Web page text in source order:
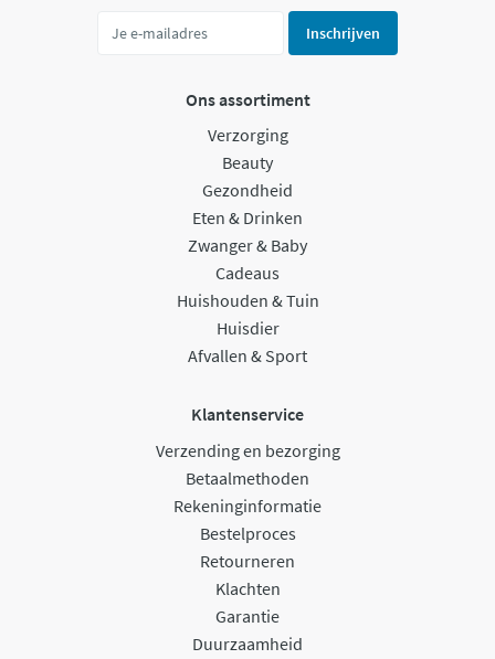
Inschrijven
Ons assortiment
Verzorging
Beauty
Gezondheid
Eten & Drinken
Zwanger & Baby
Cadeaus
Huishouden & Tuin
Huisdier
Afvallen & Sport
Klantenservice
Verzending en bezorging
Betaalmethoden
Rekeninginformatie
Bestelproces
Retourneren
Klachten
Garantie
Duurzaamheid